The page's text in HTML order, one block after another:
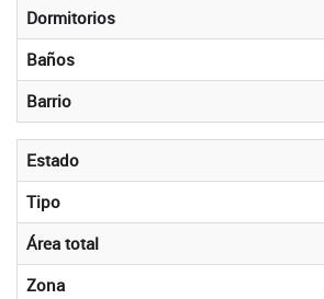
Dormitorios
Baños
Barrio
Estado
Tipo
Área total
Zona